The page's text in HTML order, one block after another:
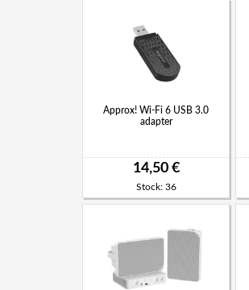
Approx! Wi-Fi 6 USB 3.0
adapter
14,50 €
Stock: 36